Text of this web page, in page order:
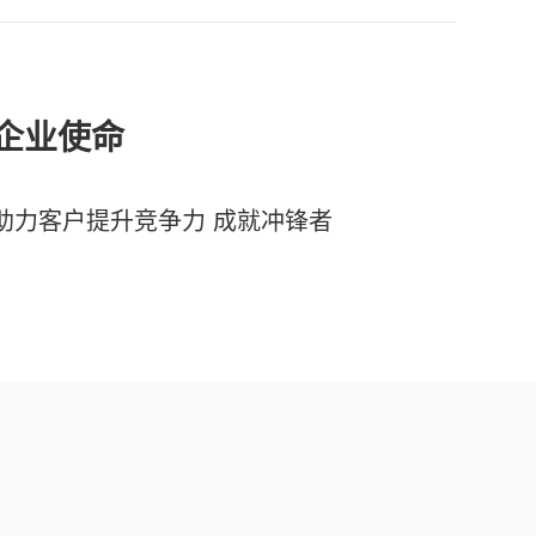
业使命
力客户提升竞争力 成就冲锋者